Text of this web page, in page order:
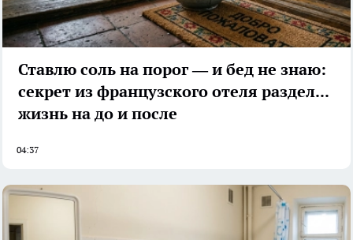
Ставлю соль на порог — и бед не знаю:
секрет из французского отеля разделил
жизнь на до и после
04:37